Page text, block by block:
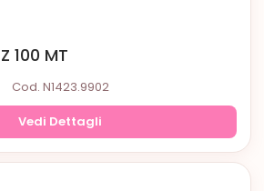
100 MT
Cod. N1423.9902
Vedi Dettagli